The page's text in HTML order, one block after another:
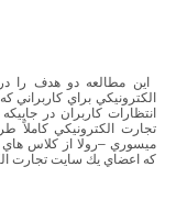
انتظارات كاربران در
كه اعضاي يك سايت تجارت